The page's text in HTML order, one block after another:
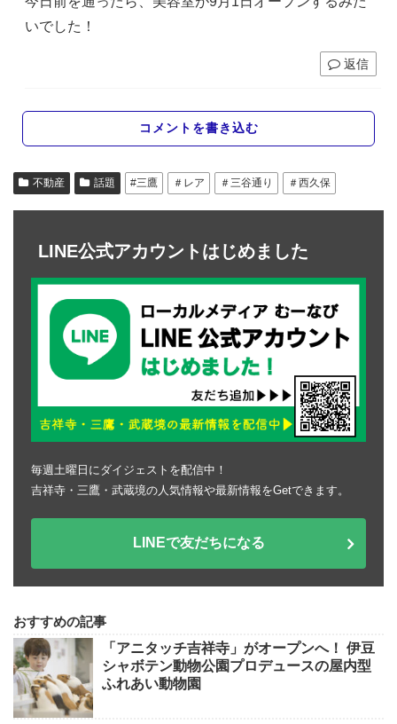
いでした！
返信
コメントを書き込む
不動産 話題 #三鷹 ＃レア ＃三谷通り ＃西久保
LINE公式アカウントはじめました
毎週土曜日にダイジェストを配信中！
吉祥寺・三鷹・武蔵境の人気情報や最新情報をGetできます。
LINEで友だちになる
おすすめの記事
「アニタッチ吉祥寺」がオープンへ！ 伊豆
シャボテン動物公園プロデュースの屋内型
ふれあい動物園